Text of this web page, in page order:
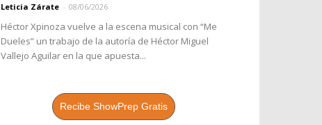
Leticia Zárate - 08/06/2026
Héctor Xpinoza vuelve a la escena musical con “Me
Dueles” un trabajo de la autoría de Héctor Miguel
Vallejo Aguilar en la que apuesta...
Recibe ShowPrep Gratis